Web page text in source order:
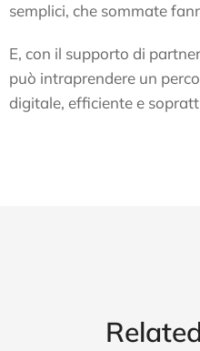
semplici, che sommate
E, con il supporto di
può intraprendere un
digitale, efficiente e